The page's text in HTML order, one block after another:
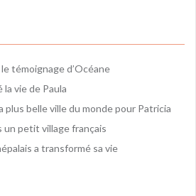
témoignage d’Océane
vie de Paula
plus belle ville du monde pour Patricia
un petit village français
a transformé sa vie